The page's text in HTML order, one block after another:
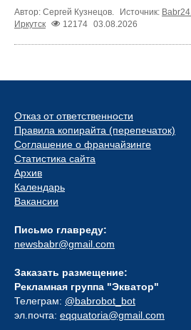
Автор: Сергей Кузнецов. Источник:
Иркутск
12174 03.08.2026
Отказ от ответственности
Правила копирайта (перепечаток)
Соглашение о франчайзинге
Статистика сайта
Архив
Календарь
Вакансии
Письмо главреду:
newsbabr@gmail.com
Заказать размещение:
Рекламная группа "Экватор"
Телеграм: @babrobot_bot
эл.почта: eqquatoria@gmail.com